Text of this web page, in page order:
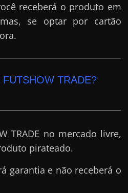
receberá o produto em
se optar por cartão
TRADE?
TRADE no mercado livre,
pirateado.
garantia e não receberá o